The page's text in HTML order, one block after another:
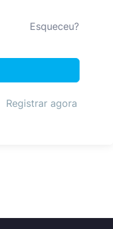
Esqueceu?
Registrar agora